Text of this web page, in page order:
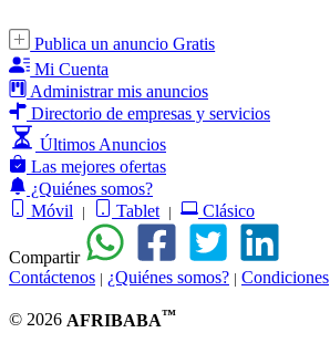
Publica un anuncio Gratis
Mi Cuenta
Administrar mis anuncios
Directorio de empresas y servicios
Últimos Anuncios
Las mejores ofertas
¿Quiénes somos?
Móvil
| Tablet | Clásico
Compartir
Contáctenos | ¿Quiénes somos? | Condiciones
© 2026 AFRIBABA™